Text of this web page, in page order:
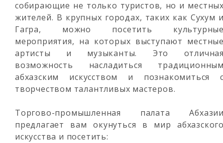
собирающие не только туристов, но и
жителей. В крупных городах, таких как Сухум
Гагра, можно посетить
мероприятия, на которых выступают
артисты и музыканты. Это
возможность насладиться
абхазским искусством и познакомиться
творчеством талантливых мастеров.
Торгово-промышленная палата
предлагает вам окунуться в мир
искусства и посетить: